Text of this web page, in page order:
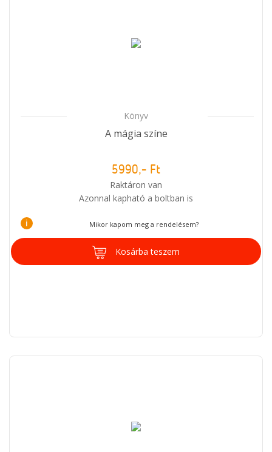
Könyv
A mágia színe
5990,- Ft
Raktáron van
Azonnal kapható a boltban is
i Mikor kapom meg a rendelésem?
Kosárba teszem